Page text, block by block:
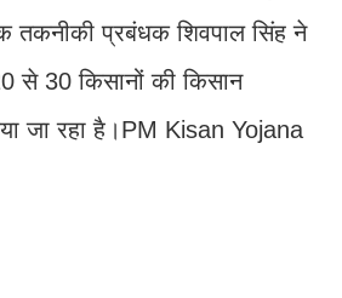
तकनीकी प्रबंधक शिवपाल सिंह ने
से 30 किसानों की किसान
जा रहा है।PM Kisan Yojana